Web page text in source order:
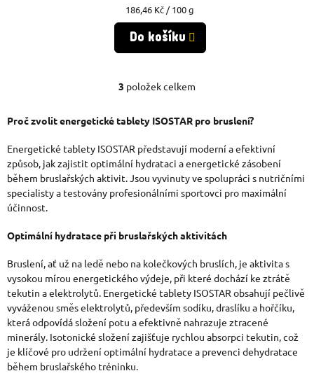
Měrná
cena:
186,46 Kč / 100 g
Do košíku
O
V
L
Á
D
C
Í
P
R
V
K
3 položek celkem
Proč zvolit energetické tablety ISOSTAR pro bruslení?
Energetické tablety ISOSTAR představují moderní a efektivní
způsob, jak zajistit optimální hydrataci a energetické zásobení
během bruslařských aktivit. Jsou vyvinuty ve spolupráci s nutričními
specialisty a testovány profesionálními sportovci pro maximální
účinnost.
Optimální hydratace při bruslařských aktivitách
Bruslení, ať už na ledě nebo na kolečkových bruslích, je aktivita s
vysokou mírou energetického výdeje, při které dochází ke ztrátě
tekutin a elektrolytů. Energetické tablety ISOSTAR obsahují pečlivě
vyváženou směs elektrolytů, především sodíku, draslíku a hořčíku,
která odpovídá složení potu a efektivně nahrazuje ztracené
minerály. Isotonické složení zajišťuje rychlou absorpci tekutin, což
je klíčové pro udržení optimální hydratace a prevenci dehydratace
během bruslařského tréninku.